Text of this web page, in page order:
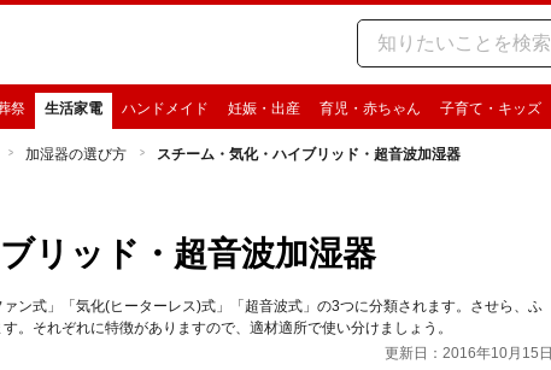
祭 生活家電 ハンドメイド 妊娠・出産 育児・赤ちゃん 子育て・キッズ
加湿器の選び方 スチーム・気化・ハイブリッド・超音波加湿器
リッド・超音波加湿器
ン式」「気化(ヒーターレス)式」「超音波式」の3つに分類されます。させら、ふ
。それぞれに特徴がありますので、適材適所で使い分けましょう。
更新日：2016年10月15日